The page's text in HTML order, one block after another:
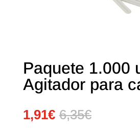
Paquete 1.000
Agitador para
1,91€ 6,35€